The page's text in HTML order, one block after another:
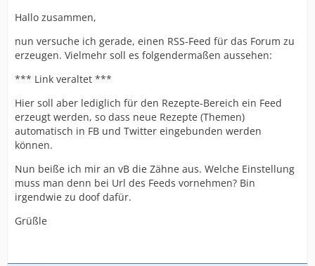
Hallo zusammen,
nun versuche ich gerade, einen RSS-Feed für das Forum zu
erzeugen. Vielmehr soll es folgendermaßen aussehen:
*** Link veraltet ***
Hier soll aber lediglich für den Rezepte-Bereich ein Feed
erzeugt werden, so dass neue Rezepte (Themen)
automatisch in FB und Twitter eingebunden werden
können.
Nun beiße ich mir an vB die Zähne aus. Welche Einstellung
muss man denn bei Url des Feeds vornehmen? Bin
irgendwie zu doof dafür.
Grüßle